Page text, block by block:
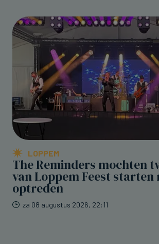
LOPPEM
The Reminders mochten
van Loppem Feest starten
optreden
za 08 augustus 2026, 22:11